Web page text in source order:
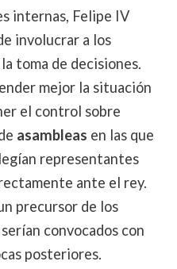
internas, Felipe IV
involucrar a los
toma de decisiones.
mejor la situación
el control sobre
asambleas en las que
representantes
ante el rey.
precursor de los
convocados con
posteriores.